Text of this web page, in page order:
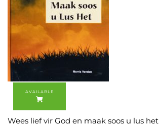
Wees lief vir God en maak soos u lus het